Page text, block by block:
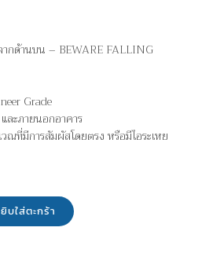
ากด้านบน – BEWARE FALLING
Grade
ละภายนอกอาคาร
ณที่มีการสัมผัสโดยตรง หรือมีไอระเหย
บใส่ตะกร้า